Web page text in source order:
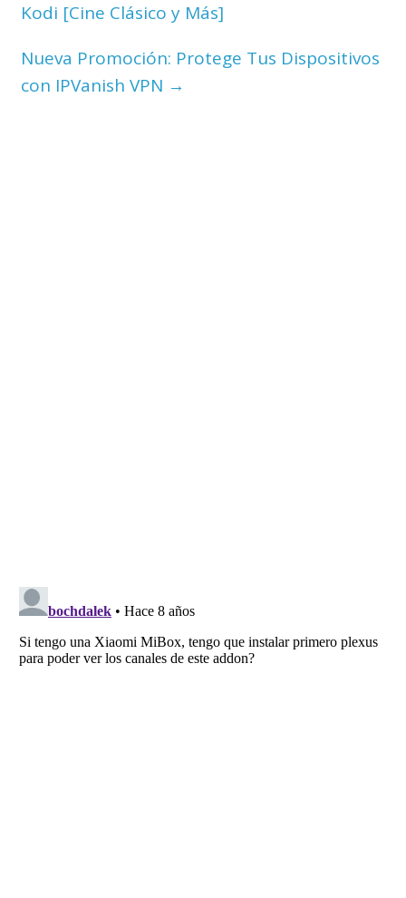
Kodi [Cine Clásico y Más]
Nueva Promoción: Protege Tus Dispositivos
con IPVanish VPN →